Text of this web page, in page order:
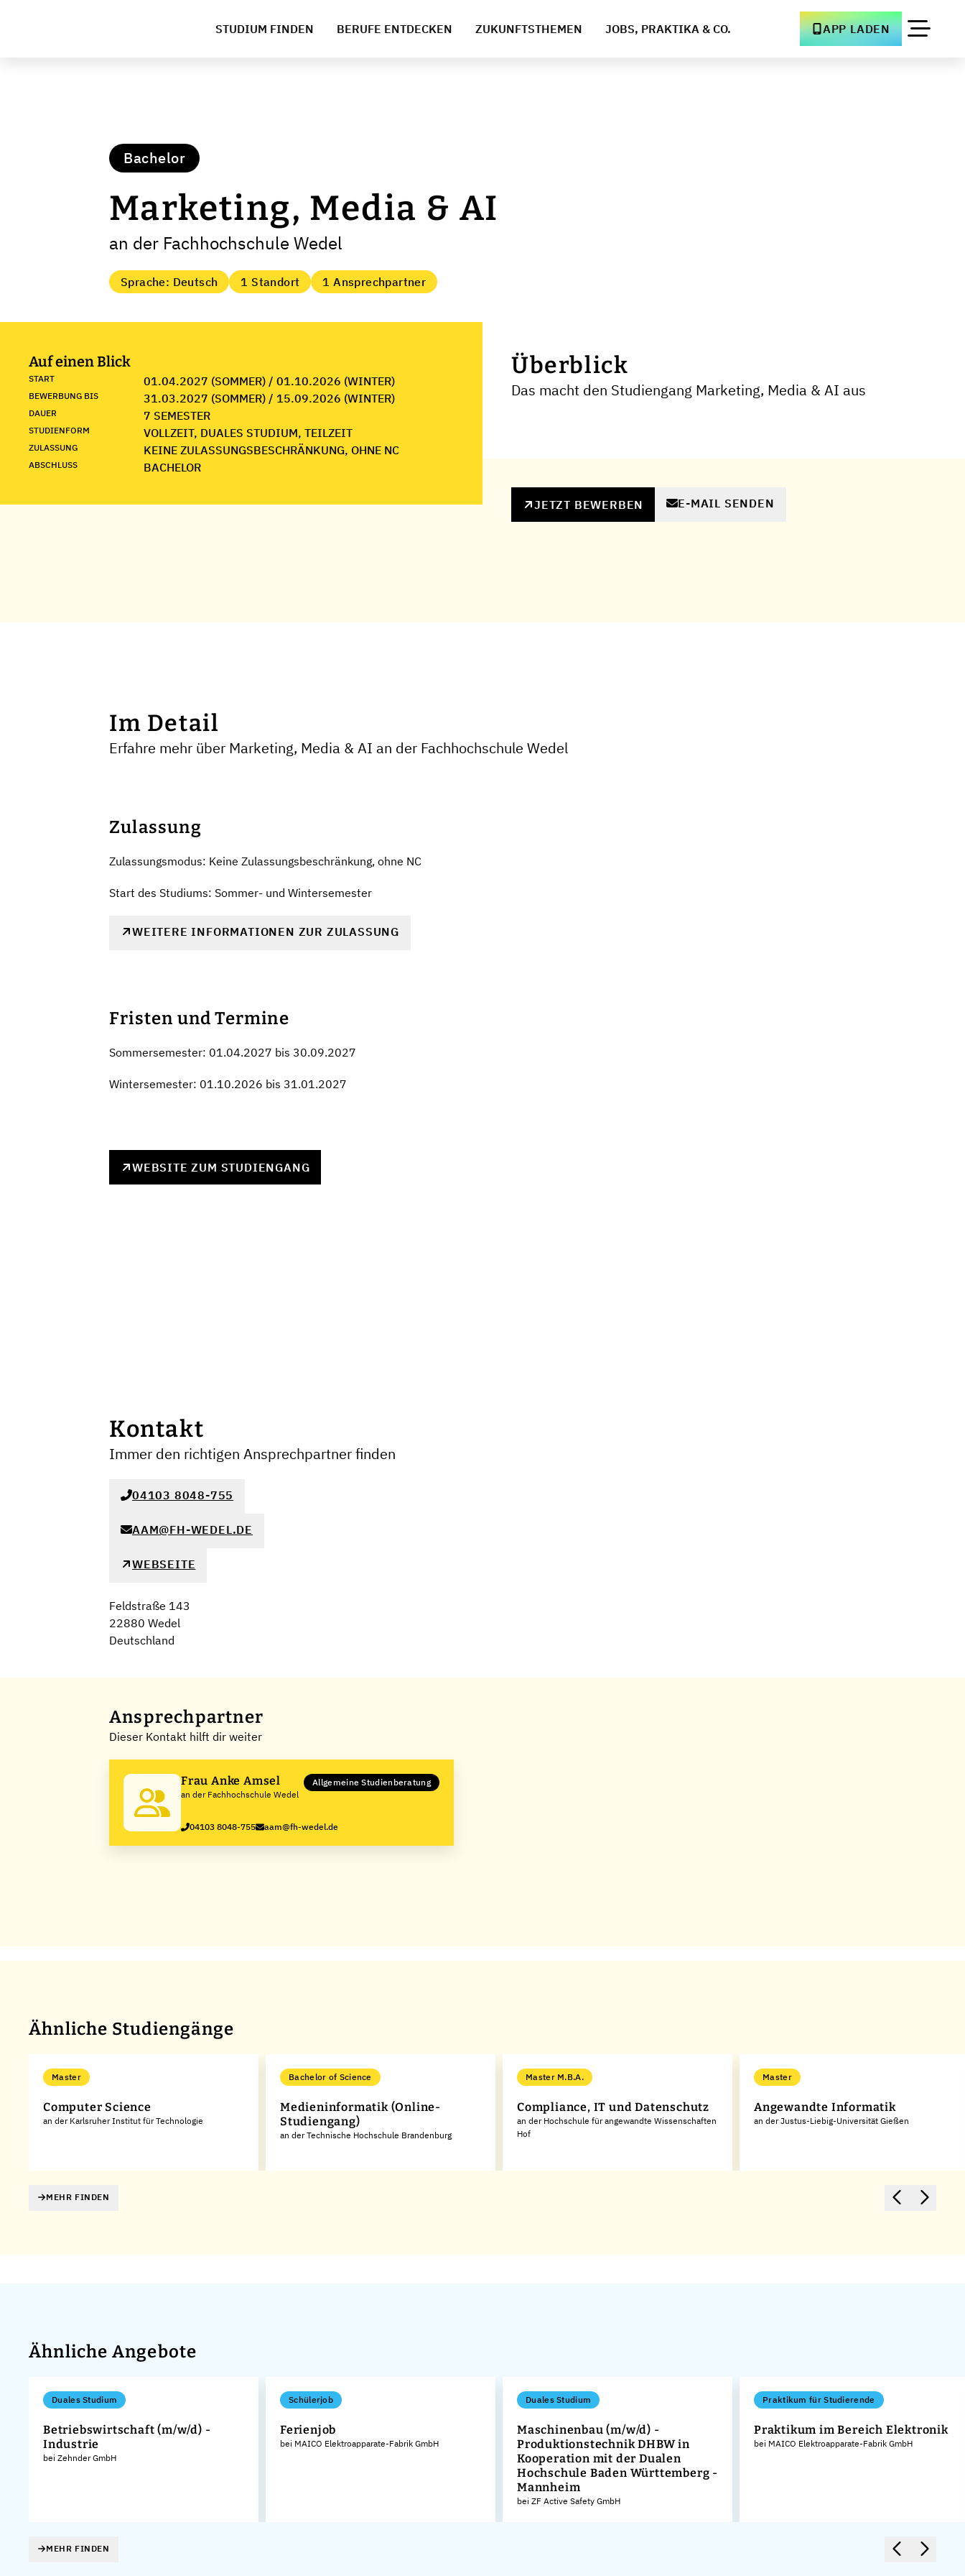
STUDIUM FINDEN BERUFE ENTDECKEN ZUKUNFTSTHEMEN JOBS, PRAKTIKA & CO. APP LADEN
Bachelor
Marketing, Media & AI
an der Fachhochschule Wedel
Sprache: Deutsch 1 Standort 1 Ansprechpartner
Auf einen Blick
START 01.04.2027 (SOMMER) / 01.10.2026 (WINTER)
BEWERBUNG BIS 31.03.2027 (SOMMER) / 15.09.2026 (WINTER)
DAUER 7 SEMESTER
STUDIENFORM VOLLZEIT, DUALES STUDIUM, TEILZEIT
ZULASSUNG KEINE ZULASSUNGSBESCHRÄNKUNG, OHNE NC
ABSCHLUSS BACHELOR
Überblick
Das macht den Studiengang Marketing, Media & AI aus
JETZT BEWERBEN E-MAIL SENDEN
Im Detail
Erfahre mehr über Marketing, Media & AI an der Fachhochschule Wedel
Zulassung
Zulassungsmodus: Keine Zulassungsbeschränkung, ohne NC
Start des Studiums: Sommer- und Wintersemester
WEITERE INFORMATIONEN ZUR ZULASSUNG
Fristen und Termine
Sommersemester: 01.04.2027 bis 30.09.2027
Wintersemester: 01.10.2026 bis 31.01.2027
WEBSITE ZUM STUDIENGANG
Kontakt
Immer den richtigen Ansprechpartner finden
04103 8048-755
AAM@FH-WEDEL.DE
WEBSEITE
Feldstraße 143
22880 Wedel
Deutschland
Ansprechpartner
Dieser Kontakt hilft dir weiter
Frau Anke Amsel
an der Fachhochschule Wedel
Allgemeine Studienberatung
04103 8048-755 aam@fh-wedel.de
Ähnliche Studiengänge
Master
Computer Science
an der Karlsruher Institut für Technologie
Bachelor of Science
Medieninformatik (Online-
Studiengang)
an der Technische Hochschule Brandenburg
Master M.B.A.
Compliance, IT und Datenschutz
an der Hochschule für angewandte Wissenschaften
Hof
Master
Angewandte Informatik
an der Justus-Liebig-Universität Gießen
MEHR FINDEN
Ähnliche Angebote
Duales Studium
Betriebswirtschaft (m/w/d) -
Industrie
bei Zehnder GmbH
Schülerjob
Ferienjob
bei MAICO Elektroapparate-Fabrik GmbH
Duales Studium
Maschinenbau (m/w/d) -
Produktionstechnik DHBW in
Kooperation mit der Dualen
Hochschule Baden Württemberg -
Mannheim
bei ZF Active Safety GmbH
Praktikum für Studierende
Praktikum im Bereich Elektronik
bei MAICO Elektroapparate-Fabrik GmbH
MEHR FINDEN